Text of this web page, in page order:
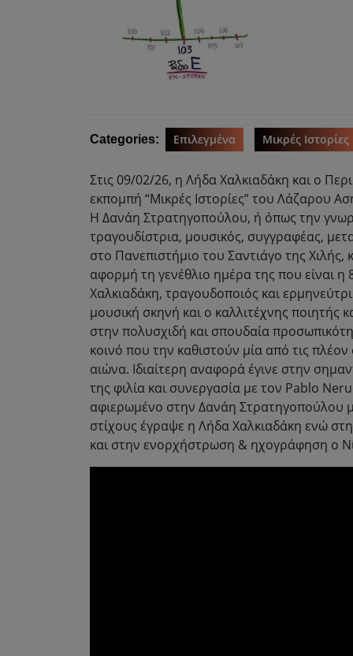
Categories: Επιλεγμένα Μικρές Ιστορίες
Στις 09/02/26, η Λήδα Χαλκιαδάκη και ο
εκπομπή “Μικρές Ιστορίες” του Λάζαρου
Η Δανάη Στρατηγοπούλου, ή όπως την
τραγουδίστρια, μουσικός, συγγραφέας,
στο Πανεπιστήμιο του Σαντιάγο της
αφορμή τη γενέθλιο ημέρα της που είναι
Χαλκιαδάκη, τραγουδοποιός και
μουσική σκηνή και ο καλλιτέχνης ποιητής
στην πολυσχιδή και σπουδαία
κοινό που την καθιστούν μία από τις
αιώνα. Ιδιαίτερη αναφορά έγινε στην
της φιλία και συνεργασία με τον Pablo
αφιερωμένο στην Δανάη Στρατηγοπούλου
στίχους έγραψε η Λήδα Χαλκιαδάκη ενώ
και στην ενορχήστρωση & ηχογράφηση ο